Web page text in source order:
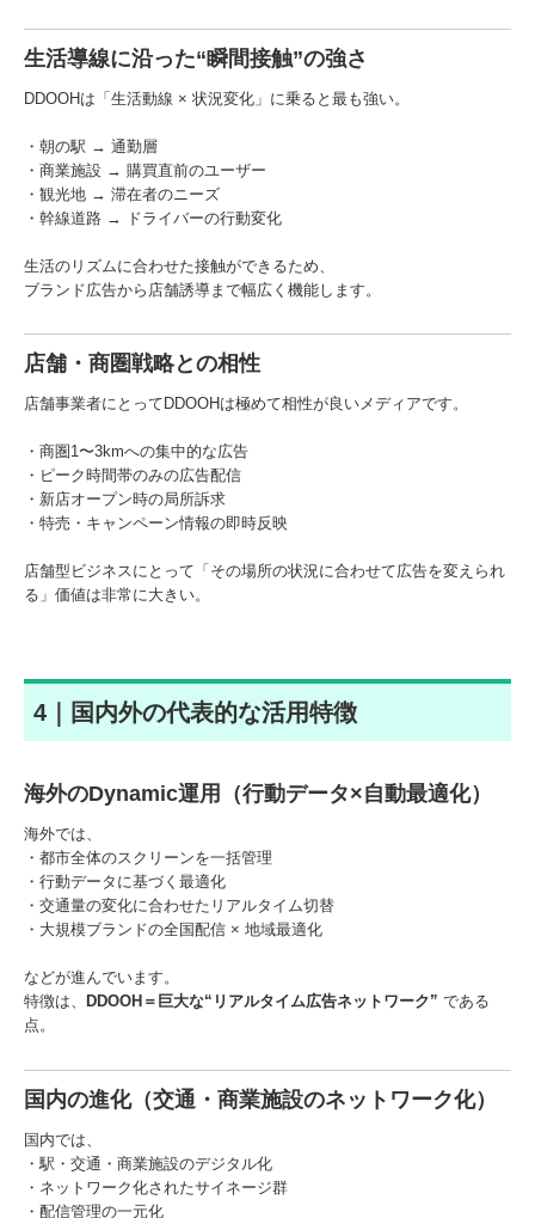
生活導線に沿った“瞬間接触”の強さ
DDOOHは「生活動線 × 状況変化」に乗ると最も強い。
・朝の駅 → 通勤層
・商業施設 → 購買直前のユーザー
・観光地 → 滞在者のニーズ
・幹線道路 → ドライバーの行動変化
生活のリズムに合わせた接触ができるため、
ブランド広告から店舗誘導まで幅広く機能します。
店舗・商圏戦略との相性
店舗事業者にとってDDOOHは極めて相性が良いメディアです。
・商圏1〜3kmへの集中的な広告
・ピーク時間帯のみの広告配信
・新店オープン時の局所訴求
・特売・キャンペーン情報の即時反映
店舗型ビジネスにとって「その場所の状況に合わせて広告を変えられ
る」価値は非常に大きい。
4｜国内外の代表的な活用特徴
海外のDynamic運用（行動データ×自動最適化）
海外では、
・都市全体のスクリーンを一括管理
・行動データに基づく最適化
・交通量の変化に合わせたリアルタイム切替
・大規模ブランドの全国配信 × 地域最適化
などが進んでいます。
特徴は、
DDOOH＝巨大な“リアルタイム広告ネットワーク” である
点。
国内の進化（交通・商業施設のネットワーク化）
国内では、
・駅・交通・商業施設のデジタル化
・ネットワーク化されたサイネージ群
・配信管理の一元化